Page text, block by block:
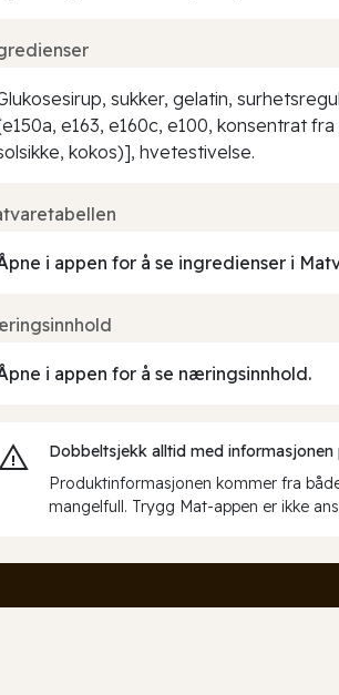
sukker, gelatin,
e163, e160c, e100, konsentrat
kokos)], hvetestivelse.
i appen for å se ingredienser i
i appen for å se næringsinnhold.
Dobbeltsjekk alltid med
Produktinformasjonen kommer fra
mangelfull. Trygg Mat-appen er ikke